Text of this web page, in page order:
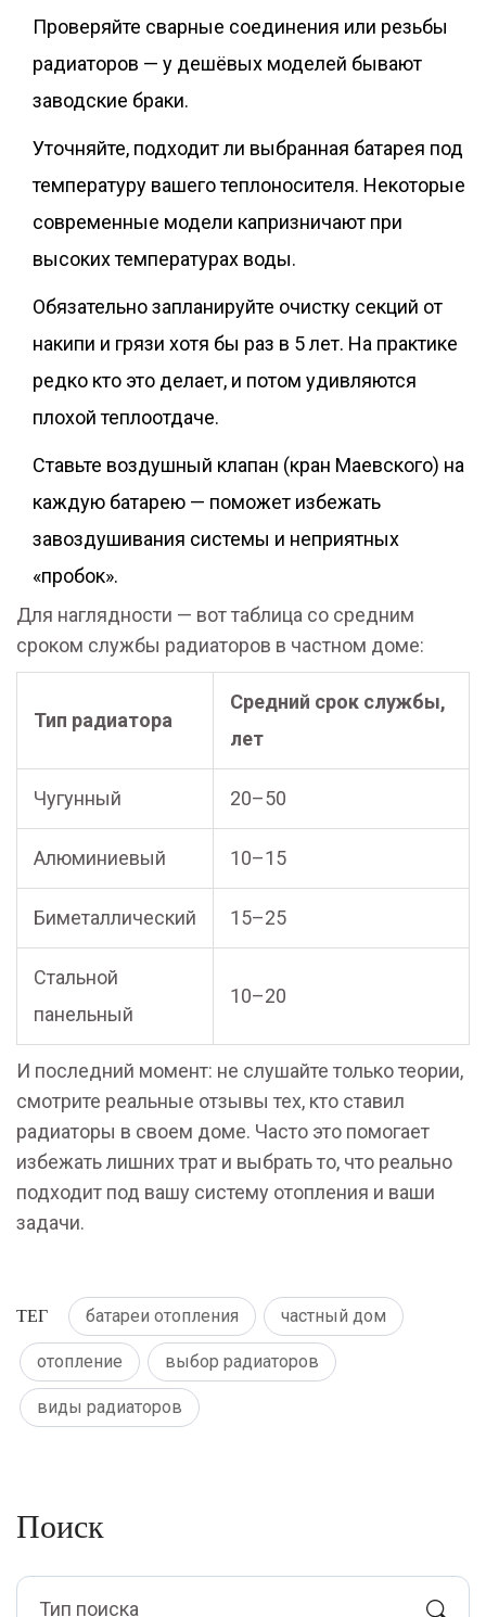
Проверяйте сварные соединения или резьбы
радиаторов — у дешёвых моделей бывают
заводские браки.
Уточняйте, подходит ли выбранная батарея под
температуру вашего теплоносителя. Некоторые
современные модели капризничают при
высоких температурах воды.
Обязательно запланируйте очистку секций от
накипи и грязи хотя бы раз в 5 лет. На практике
редко кто это делает, и потом удивляются
плохой теплоотдаче.
Ставьте воздушный клапан (кран Маевского) на
каждую батарею — поможет избежать
завоздушивания системы и неприятных
«пробок».
Для наглядности — вот таблица со средним
сроком службы радиаторов в частном доме:
Тип радиатора
Средний срок службы,
лет
Чугунный 20–50
Алюминиевый 10–15
Биметаллический 15–25
Стальной
панельный
10–20
И последний момент: не слушайте только теории,
смотрите реальные отзывы тех, кто ставил
радиаторы в своем доме. Часто это помогает
избежать лишних трат и выбрать то, что реально
подходит под вашу систему отопления и ваши
задачи.
ТЕГ батареи отопления частный дом
отопление выбор радиаторов
виды радиаторов
Поиск